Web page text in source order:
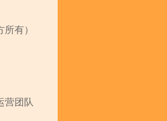
有）
营团队